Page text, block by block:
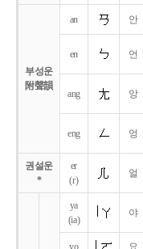
부성운
附聲韻
an 안
en 언
ang 앙
eng 엉
권설운
*
er
(r)
얼
ya
(ia)
야
yo 요